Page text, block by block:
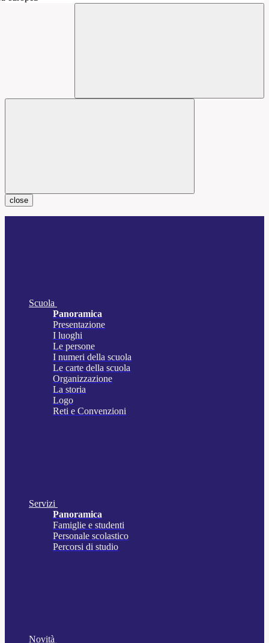
close
Scuola
Panoramica
Presentazione
I luoghi
Le persone
I numeri della scuola
Le carte della scuola
Organizzazione
La storia
Logo
Reti e Convenzioni
Servizi
Panoramica
Famiglie e studenti
Personale scolastico
Percorsi di studio
Novità